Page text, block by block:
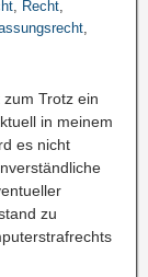
, Recht,
,
Trotz ein
in meinem
es nicht
zu